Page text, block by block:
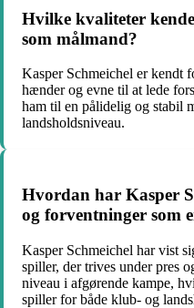
Hvilke kvaliteter
som målmand?
Kasper Schmeichel er kendt
hænder og evne til at lede
ham til en pålidelig og stabil
landsholdsniveau.
Hvordan har Kasper
og forventninger som
Kasper Schmeichel har vist
spiller, der trives under pres
niveau i afgørende kampe,
spiller for både klub- og